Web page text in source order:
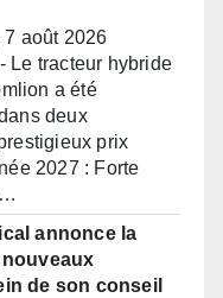
août 2026
Le tracteur hybride
a été
deux
prix
2027 : Forte
annonce la
de son conseil